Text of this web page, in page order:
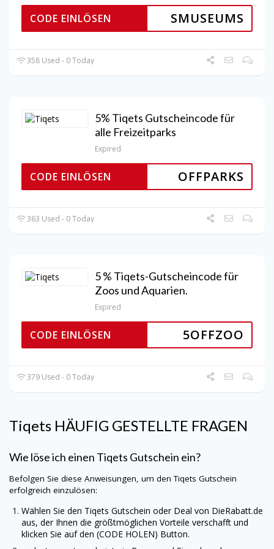
SMUSEUMS
CODE EINLÖSEN
358 Used - 0 Today
5% Tiqets Gutscheincode für
alle Freizeitparks
Expired
OFFPARKS
CODE EINLÖSEN
363 Used - 0 Today
5 % Tiqets-Gutscheincode für
Zoos und Aquarien.
Expired
5OFFZOO
CODE EINLÖSEN
379 Used - 0 Today
Tiqets HÄUFIG GESTELLTE FRAGEN
Wie löse ich einen Tiqets Gutschein ein?
Befolgen Sie diese Anweisungen, um denTiqets Gutschein
erfolgreich einzulösen:
Wählen Sie den Tiqets Gutschein oder Deal von DieRabatt.de
aus, der Ihnen die größtmöglichen Vorteile verschafft und
klicken Sie auf den (CODE HOLEN) Button.